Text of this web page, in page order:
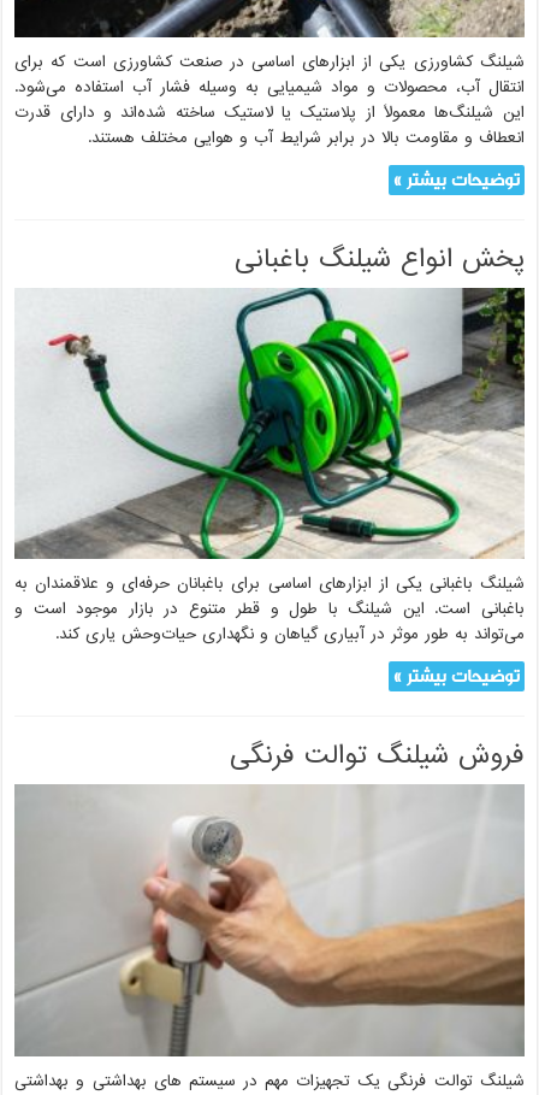
شیلنگ کشاورزی یکی از ابزارهای اساسی در صنعت کشاورزی است که برای
انتقال آب، محصولات و مواد شیمیایی به وسیله فشار آب استفاده می‌شود.
این شیلنگ‌ها معمولاً از پلاستیک یا لاستیک ساخته شده‌اند و دارای قدرت
انعطاف و مقاومت بالا در برابر شرایط آب و هوایی مختلف هستند.
توضیحات بیشتر »
پخش انواع شیلنگ باغبانی
شیلنگ باغبانی یکی از ابزارهای اساسی برای باغبانان حرفه‌ای و علاقمندان به
باغبانی است. این شیلنگ با طول و قطر متنوع در بازار موجود است و
می‌تواند به طور موثر در آبیاری گیاهان و نگهداری حیات‌وحش یاری کند.
توضیحات بیشتر »
فروش شیلنگ توالت فرنگی
شیلنگ توالت فرنگی یک تجهیزات مهم در سیستم های بهداشتی و بهداشتی